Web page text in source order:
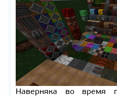
Наверняка во время